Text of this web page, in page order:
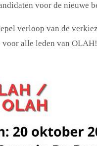
voor de nieuwe
verloop van de
alle leden van OLAH!